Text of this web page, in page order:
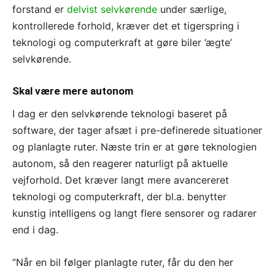
forstand er delvist selvkørende under særlige,
kontrollerede forhold, kræver det et tigerspring i
teknologi og computerkraft at gøre biler ’ægte’
selvkørende.
Skal være mere autonom
I dag er den selvkørende teknologi baseret på
software, der tager afsæt i pre-definerede situationer
og planlagte ruter. Næste trin er at gøre teknologien
autonom, så den reagerer naturligt på aktuelle
vejforhold. Det kræver langt mere avancereret
teknologi og computerkraft, der bl.a. benytter
kunstig intelligens og langt flere sensorer og radarer
end i dag.
”Når en bil følger planlagte ruter, får du den her